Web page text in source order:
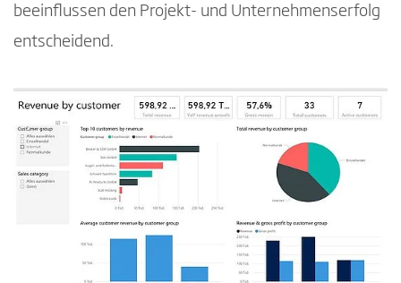
beeinflussen den Projekt- und Unternehmenserfolg
entscheidend.